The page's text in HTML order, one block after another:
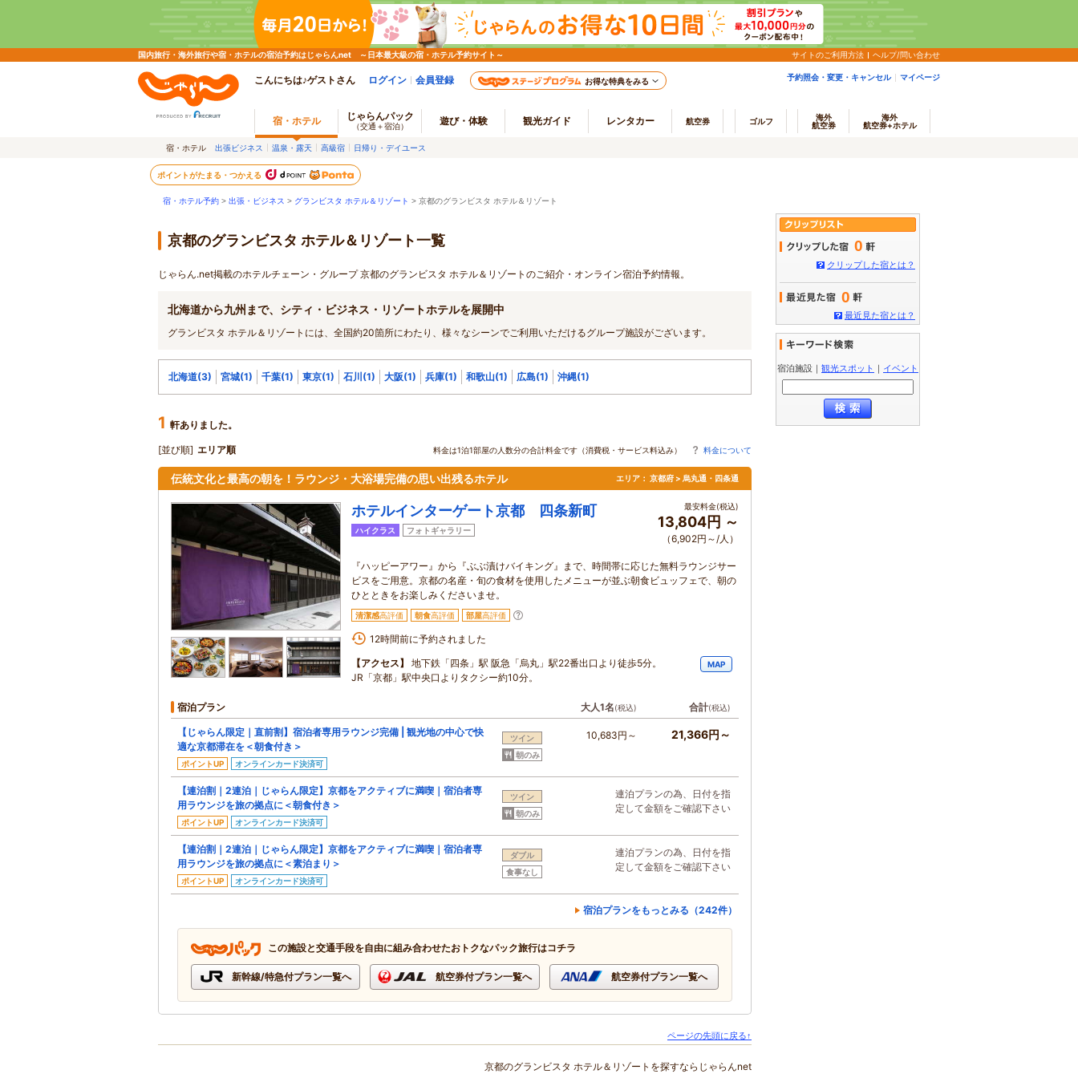
国内旅行・海外旅行や宿・ホテルの宿泊予約はじゃらんnet ～日本最大級の宿・ホテル予約サイト～ サイトのご利用方法 ヘルプ/問い合わせ
こんにちは♪ゲストさん ログイン 会員登録 お得な特典をみる 予約照会・変更・キャンセル マイページ
宿・ホテル じゃらんパック
（交通＋宿泊） 遊び・体験 観光ガイド レンタカー 航空券 ゴルフ
海外
航空券
海外
航空券+ホテル
宿・ホテル 出張ビジネス 温泉・露天 高級宿 日帰り・デイユース
ポイントがたまる・つかえる
宿・ホテル予約 > 出張・ビジネス > グランビスタ ホテル＆リゾート > 京都のグランビスタ ホテル＆リゾート
京都のグランビスタ ホテル＆リゾート一覧
じゃらん.net掲載のホテルチェーン・グループ 京都のグランビスタ ホテル＆リゾートのご紹介・オンライン宿泊予約情報。
北海道から九州まで、シティ・ビジネス・リゾートホテルを展開中
グランビスタ ホテル＆リゾートには、全国約20箇所にわたり、様々なシーンでご利用いただけるグループ施設がございます。
北海道(3) 宮城(1) 千葉(1) 東京(1) 石川(1) 大阪(1) 兵庫(1) 和歌山(1) 広島(1) 沖縄(1)
1 軒ありました。
[並び順] エリア順 料金は1泊1部屋の人数分の合計料金です（消費税・サービス料込み） 料金について
伝統文化と最高の朝を！ラウンジ・大浴場完備の思い出残るホテル エリア： 京都府 > 烏丸通・四条通
ホテルインターゲート京都 四条新町
ハイクラス フォトギャラリー
最安料金(税込)
13,804円 ～
（6,902円～/人）
『ハッピーアワー』から『ぶぶ漬けバイキング』まで、時間帯に応じた無料ラウンジサー
ビスをご用意。京都の名産・旬の食材を使用したメニューが並ぶ朝食ビュッフェで、朝の
ひとときをお楽しみくださいませ。
清潔感高評価 朝食高評価 部屋高評価
12時間前に予約されました
【アクセス】
地下鉄「四条」駅 阪急「烏丸」駅22番出口より徒歩5分。
JR「京都」駅中央口よりタクシー約10分。
MAP
宿泊プラン 大人1名(税込) 合計(税込)
【じゃらん限定｜直前割】宿泊者専用ラウンジ完備 | 観光地の中心で快
適な京都滞在を＜朝食付き＞
ポイントUP オンラインカード決済可
ツイン
朝のみ
10,683円～ 21,366円～
【連泊割｜2連泊｜じゃらん限定】京都をアクティブに満喫｜宿泊者専
用ラウンジを旅の拠点に＜朝食付き＞
ポイントUP オンラインカード決済可
ツイン
朝のみ
連泊プランの為、日付を指
定して金額をご確認下さい
【連泊割｜2連泊｜じゃらん限定】京都をアクティブに満喫｜宿泊者専
用ラウンジを旅の拠点に＜素泊まり＞
ポイントUP オンラインカード決済可
ダブル
食事なし
連泊プランの為、日付を指
定して金額をご確認下さい
宿泊プランをもっとみる（242件）
この施設と交通手段を自由に組み合わせたおトクなパック旅行はコチラ
新幹線/特急付プラン一覧へ 航空券付プラン一覧へ 航空券付プラン一覧へ
ページの先頭に戻る↑
京都のグランビスタ ホテル＆リゾートを探すならじゃらんnet
0
クリップした宿とは？
0
最近見た宿とは？
宿泊施設 ｜ 観光スポット ｜ イベント